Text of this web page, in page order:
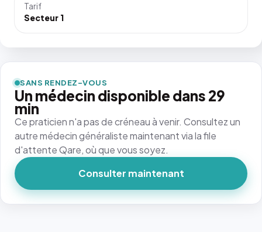
Tarif
Secteur 1
SANS RENDEZ-VOUS
Un médecin disponible dans 29
min
Ce praticien n'a pas de créneau à venir. Consultez un
autre médecin généraliste maintenant via la file
d'attente Qare, où que vous soyez.
Consulter maintenant